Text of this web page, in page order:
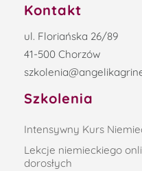
Kontakt
ul. Floriańska 26/89
41-500 Chorzów
Szkolenia
Intensywny Kurs
Lekcje niemieckiego
dorosłych